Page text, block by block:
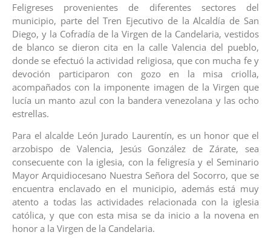
Feligreses provenientes de diferentes sectores del
municipio, parte del Tren Ejecutivo de la Alcaldía de San
Diego, y la Cofradía de la Virgen de la Candelaria, vestidos
de blanco se dieron cita en la calle Valencia del pueblo,
donde se efectuó la actividad religiosa, que con mucha fe y
devoción participaron con gozo en la misa criolla,
acompañados con la imponente imagen de la Virgen que
lucía un manto azul con la bandera venezolana y las ocho
estrellas.
Para el alcalde León Jurado Laurentín, es un honor que el
arzobispo de Valencia, Jesús González de Zárate, sea
consecuente con la iglesia, con la feligresía y el Seminario
Mayor Arquidiocesano Nuestra Señora del Socorro, que se
encuentra enclavado en el municipio, además está muy
atento a todas las actividades relacionada con la iglesia
católica, y que con esta misa se da inicio a la novena en
honor a la Virgen de la Candelaria.